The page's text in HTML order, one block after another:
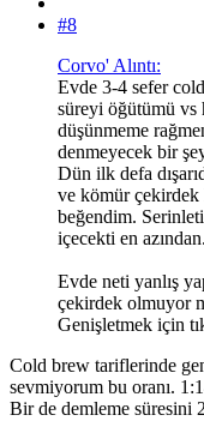
#8
Corvo' Alıntı:
Evde 3-4 sefer
süreyi öğütümü vs
düşünmeme
denmeyecek bir
Dün ilk defa
ve kömür çekirdek
beğendim.
içecekti en azından.
Evde neti yanlış
çekirdek olmuyor
Genişletmek için
Cold brew tariflerinde
sevmiyorum bu oranı.
Bir de demleme süresini